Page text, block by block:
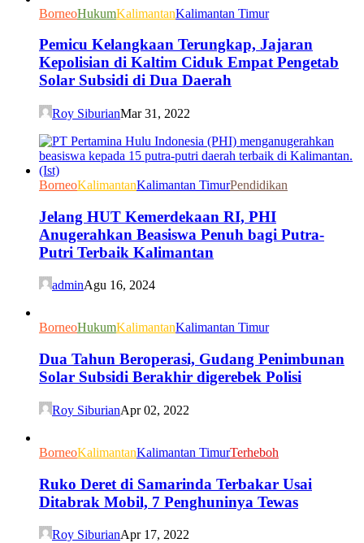
BorneoHukumKalimantanKalimantan Timur
Pemicu Kelangkaan Terungkap, Jajaran
Kepolisian di Kaltim Ciduk Empat Pengetab
Solar Subsidi di Dua Daerah
Roy SiburianMar 31, 2022
BorneoKalimantanKalimantan TimurPendidikan
Jelang HUT Kemerdekaan RI, PHI
Anugerahkan Beasiswa Penuh bagi Putra-
Putri Terbaik Kalimantan
adminAgu 16, 2024
BorneoHukumKalimantanKalimantan Timur
Dua Tahun Beroperasi, Gudang Penimbunan
Solar Subsidi Berakhir digerebek Polisi
Roy SiburianApr 02, 2022
BorneoKalimantanKalimantan TimurTerheboh
Ruko Deret di Samarinda Terbakar Usai
Ditabrak Mobil, 7 Penghuninya Tewas
Roy SiburianApr 17, 2022